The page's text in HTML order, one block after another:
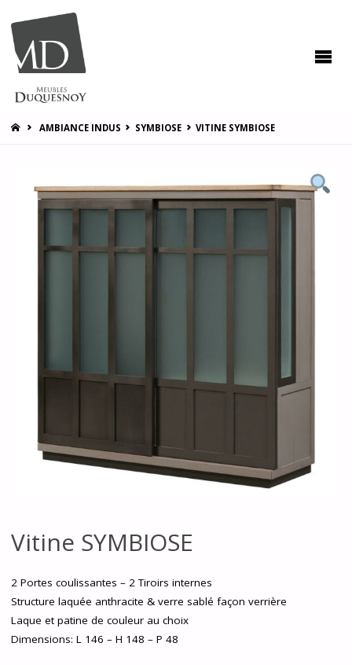
HOMEAMBIANCE INDUS SYMBIOSE VITINE SYMBIOSE
Vitine SYMBIOSE
2 Portes coulissantes – 2 Tiroirs internes
Structure laquée anthracite & verre sablé façon verrière
Laque et patine de couleur au choix
Dimensions: L 146 – H 148 – P 48